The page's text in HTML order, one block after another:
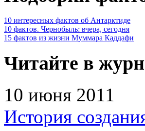
10 интересных фактов об Антарктиде
10 фактов. Чернобыль: вчера, сегодня
15 фактов из жизни Муммара Каддафи
Читайте в
10 июня 2011
История